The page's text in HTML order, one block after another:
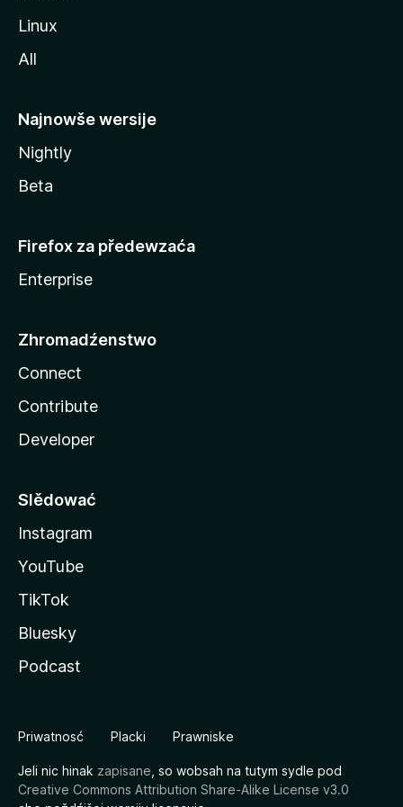
Linux
All
Najnowše wersije
Nightly
Beta
Firefox za předewzaća
Enterprise
Zhromadźenstwo
Connect
Contribute
Developer
Slědować
Instagram
YouTube
TikTok
Bluesky
Podcast
Priwatnosć Placki Prawniske
Jeli nic hinak zapisane , so wobsah na tutym sydle pod
Creative Commons Attribution Share-Alike License v3.0